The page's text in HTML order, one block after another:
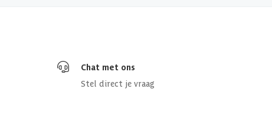
Chat met ons
Stel direct je vraag